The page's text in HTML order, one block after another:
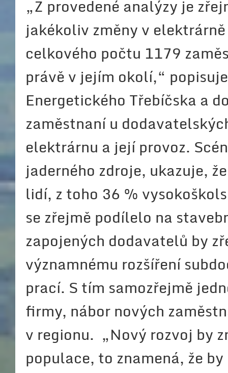
„Z provedené analýzy je
jakékoliv změny v
celkového počtu 1179
právě v jejím okolí,“
Energetického Třebíčska a
zaměstnaní u
elektrárnu a její provoz.
jaderného zdroje, ukazuje,
lidí, z toho 36 %
se zřejmě podílelo na
zapojených dodavatelů by
významnému rozšíření
prací. S tím samozřejmě
firmy, nábor nových
v regionu. „Nový rozvoj by
populace, to znamená, že